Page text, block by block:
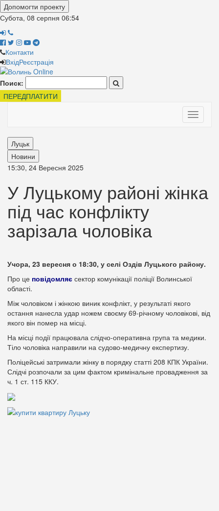
Допомогти проекту
Субота, 08 серпня 06:54
Контакти
ВхідРеєстрація
Поиск:
ПЕРЕДПЛАТИТИ
Toggle
Луцьк
Новини
15:30, 24 Вересня 2025
У Луцькому районі жінка
під час конфлікту
зарізала чоловіка
Учора, 23 вересня о 18:30, у селі Оздів Луцького району.
Про це повідомляє сектор комунікації поліції Волинської
області.
Між чоловіком і жінкою виник конфлікт, у результаті якого
остання нанесла удар ножем своєму 69-річному чоловікові, від
якого він помер на місці.
На місці події працювала слідчо-оперативна група та медики.
Тіло чоловіка направили на судово-медичну експертизу.
Поліцейські затримали жінку в порядку статті 208 КПК України.
Слідчі розпочали за цим фактом кримінальне провадження за
ч. 1 ст. 115 ККУ.